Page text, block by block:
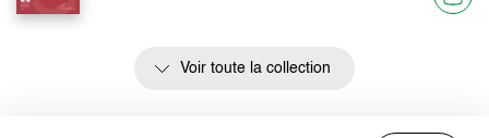
Voir toute la collection